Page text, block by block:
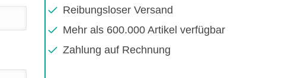
Reibungsloser Versand
Mehr als 600.000 Artikel verfügbar
Zahlung auf Rechnung